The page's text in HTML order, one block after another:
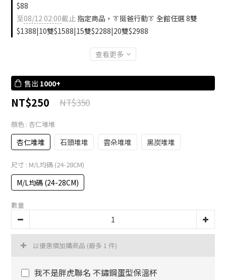
$88
至08/12 02:00截止 指定商品，👔挺爸行動👔 全館任選 8雙
$1388|10雙$1588|15雙$2288|20雙$2988
查看更多
售出 1000+
NT$250 NT$350
顏色 : 杏仁堆堆
杏仁堆堆 石頭堆堆 雲朵堆堆 黑炭堆堆
尺寸 : M/L均碼 (24-28CM)
M/L均碼 (24-28CM)
數量
以優惠價加購商品 (最多 1 件)
我不是胖虎聯名 不鏽鋼蛋型保溫杯